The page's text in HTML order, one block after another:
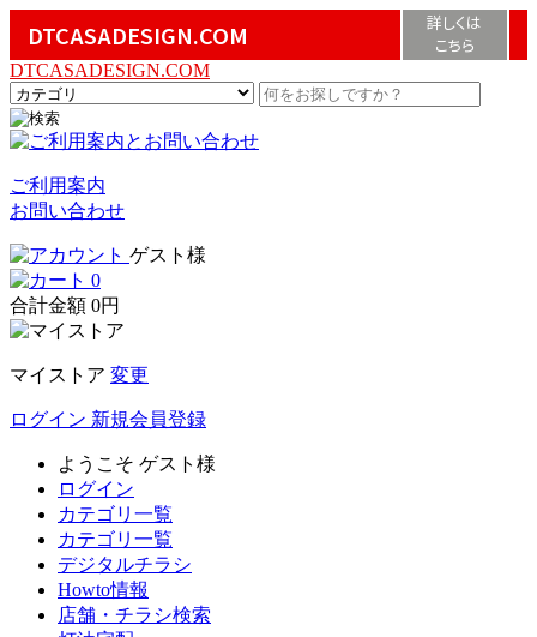
DTCASADESIGN.COM
詳しくは
こちら
DTCASADESIGN.COM
ご利用案内
お問い合わせ
ゲスト様
0
合計金額 0円
マイストア 変更
ログイン 新規会員登録
ようこそ ゲスト様
ログイン
カテゴリ一覧
カテゴリ一覧
デジタルチラシ
Howto情報
店舗・チラシ検索